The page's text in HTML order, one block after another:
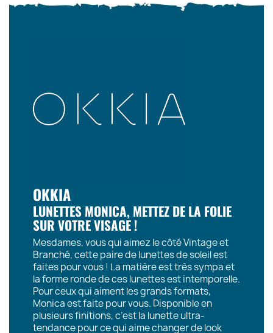
OKKIA
LUNETTES MONICA, METTEZ DE LA FOLIE
SUR VOTRE VISAGE !
Mesdames, vous qui aimez le côté Vintage et
Branché, cette paire de lunettes de soleil est
faites pour vous ! La matière est très sympa et
la forme ronde de ces lunettes est intemporelle.
Pour ceux qui aiment les grands formats,
Monica est faite pour vous. Disponible en
plusieurs finitions, c’est la lunette ultra-
tendance pour ce qui aime changer de look